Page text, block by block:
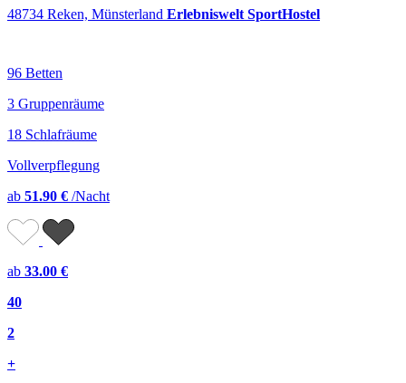
48734 Reken, Münsterland Erlebniswelt SportHostel
96 Betten
3 Gruppenräume
18 Schlafräume
Vollverpflegung
ab 51.90 € /Nacht
ab 33.00 €
40
2
+